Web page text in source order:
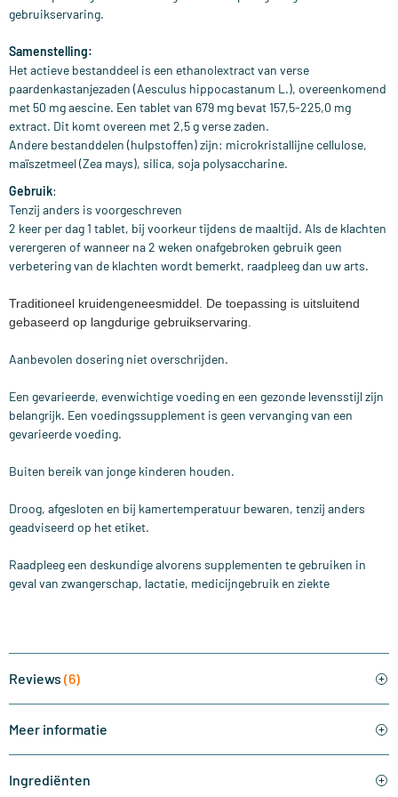
gebruikservaring.
Samenstelling:
Het actieve bestanddeel is een ethanolextract van verse
paardenkastanjezaden (Aesculus hippocastanum L.), overeenkomend
met 50 mg aescine. Een tablet van 679 mg bevat 157,5-225,0 mg
extract. Dit komt overeen met 2,5 g verse zaden.
Andere bestanddelen (hulpstoffen) zijn: microkristallijne cellulose,
maïszetmeel (Zea mays), silica, soja polysaccharine.
Gebruik:
Tenzij anders is voorgeschreven
2 keer per dag 1 tablet, bij voorkeur tijdens de maaltijd. Als de klachten
verergeren of wanneer na 2 weken onafgebroken gebruik geen
verbetering van de klachten wordt bemerkt, raadpleeg dan uw arts.
Traditioneel kruidengeneesmiddel. De toepassing is uitsluitend
gebaseerd op langdurige gebruikservaring.
Aanbevolen dosering niet overschrijden.
Een gevarieerde, evenwichtige voeding en een gezonde levensstijl zijn
belangrijk. Een voedingssupplement is geen vervanging van een
gevarieerde voeding.
Buiten bereik van jonge kinderen houden.
Droog, afgesloten en bij kamertemperatuur bewaren, tenzij anders
geadviseerd op het etiket.
Raadpleeg een deskundige alvorens supplementen te gebruiken in
geval van zwangerschap, lactatie, medicijngebruik en ziekte
Reviews (6)
Meer informatie
Ingrediënten